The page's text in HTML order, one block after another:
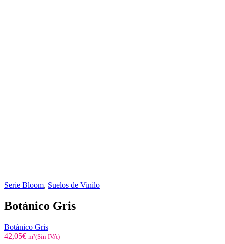
Serie Bloom, Suelos de Vinilo
Botánico Gris
Botánico Gris
42,05€ m²(Sin IVA)